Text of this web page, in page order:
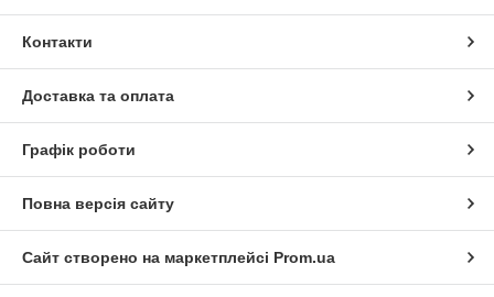
Контакти
Доставка та оплата
Графік роботи
Повна версія сайту
Сайт створено на маркетплейсі Prom.ua